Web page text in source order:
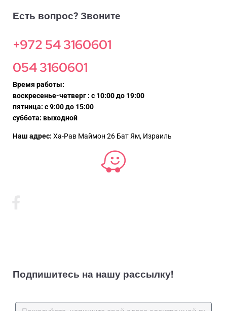
Есть вопрос? Звоните
+972 54 3160601
054 3160601
Время работы:
воскресенье-четверг : с 10:00 до 19:00
пятница: с 9:00 до 15:00
суббота: выходной
Наш адрес: Ха-Рав Маймон 26 Бат Ям, Израиль
Подпишитесь на нашу рассылку!